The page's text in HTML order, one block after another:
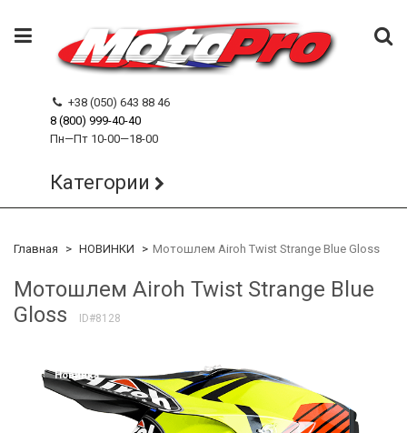
+38 (050) 643 88 46
8 (800) 999-40-40
Пн—Пт 10-00—18-00
Категории
Главная НОВИНКИ Мотошлем Airoh Twist Strange Blue Gloss
Мотошлем Airoh Twist Strange Blue
Gloss
ID#8128
Новинка